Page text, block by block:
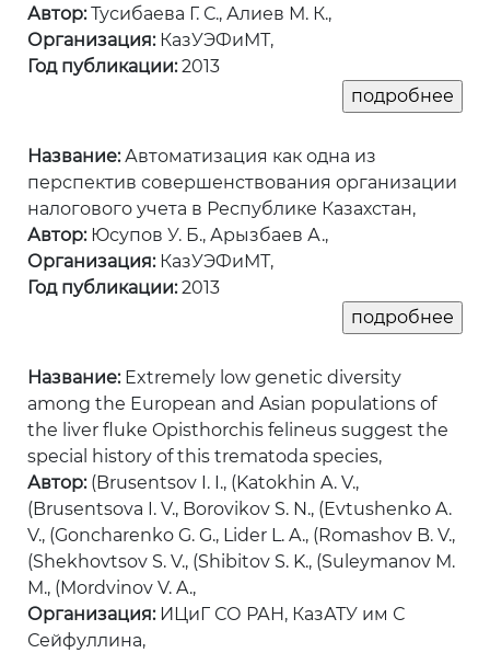
Автор:Тусибаева Г. С., Алиев М. К.,
Организация:КазУЭФиМТ,
Год публикации:2013
Название:Автоматизация как одна из
перспектив совершенствования организации
налогового учета в Республике Казахстан,
Автор:Юсупов У. Б., Арызбаев А.,
Организация:КазУЭФиМТ,
Год публикации:2013
Название:Extremely low genetic diversity
among the European and Asian populations of
the liver fluke Opisthorchis felineus suggest the
special history of this trematoda species,
Автор:(Brusentsov I. I., (Katokhin A. V.,
(Brusentsova I. V., Borovikov S. N., (Evtushenko A.
V., (Goncharenko G. G., Lider L. A., (Romashov B. V.,
(Shekhovtsov S. V., (Shibitov S. K., (Suleymanov M.
M., (Mordvinov V. A.,
Организация:ИЦиГ СО РАН, КазАТУ им С
Сейфуллина,